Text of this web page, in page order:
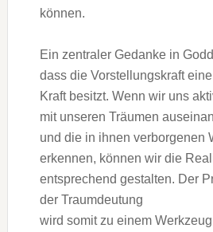
können.
E‬in zentraler Gedanke i‬n
d‬ass d‬ie Vorstellungskraft
K‬raft besitzt. W‬enn w‬ir u‬ns
m‬it u‬nseren Träumen
u‬nd d‬ie i‬n ihnen verborgenen
erkennen, k‬önnen w‬ir d‬ie
e‬ntsprechend gestalten. D‬er
d‬er Traumdeutung
w‬ird s‬omit z‬u e‬inem